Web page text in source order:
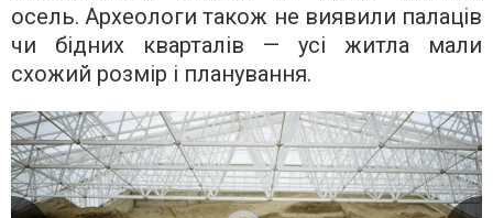
осель. Археологи також не виявили палаців
чи бідних кварталів — усі житла мали
схожий розмір і планування.